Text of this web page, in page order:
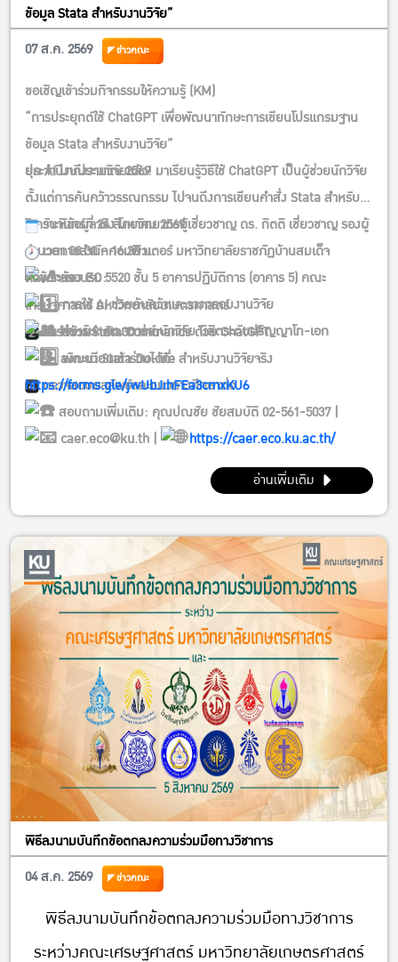
ข้อมูล Stata สำหรับงานวิจัย”
07 ส.ค. 2569
ข่าวคณะ
ขอเชิญเข้าร่วมกิจกรรมให้ความรู้ (KM)
“การประยุกต์ใช้ ChatGPT เพื่อพัฒนาทักษะการเขียนโปรแกรมฐาน
ข้อมูล Stata สำหรับงานวิจัย”
ประจำปีงบประมาณ 2569
ยุค AI มาถึงงานวิจัยแล้ว! มาเรียนรู้วิธีใช้ ChatGPT เป็นผู้ช่วยนักวิจัย
ตั้งแต่การค้นคว้าวรรณกรรม ไปจนถึงการเขียนคำสั่ง Stata สำหรับ
วิเคราะห์ข้อมูลจริง โดยวิทยากรผู้เชี่ยวชาญ ดร. กิตติ เชี่ยวชาญ รองผู้
อำนวยการสำนักคอมพิวเตอร์ มหาวิทยาลัยราชภัฏบ้านสมเด็จ
เจ้าพระยา
วันจันทร์ที่ 24 สิงหาคม 2569
เวลา 08.30 – 16.30 น.
ห้อง EC 5520 ชั้น 5 อาคารปฏิบัติการ (อาคาร 5) คณะ
เศรษฐศาสตร์ มหาวิทยาลัยเกษตรศาสตร์
รับจำนวนจำกัด 30 ท่าน
หัวข้อการอบรม:
การใช้ AI ช่วยค้นคว้าและวางกรอบงานวิจัย
การสร้าง Stata Commands ด้วย ChatGPT
พัฒนา Stata Do-file สำหรับงานวิจัยจริง
ตรวจสอบผลลัพธ์และแนวทางศึกษาต่อ
สำหรับ: คณาจารย์ นักวิจัย นิสิตระดับปริญญาโท-เอก
ลงทะเบียนเข้าร่วมได้ที่:
https://forms.gle/jwUbJihFEa3cmxKU6
สอบถามเพิ่มเติม: คุณปณชัย ชัยสมบัติ 02-561-5037 |
caer.eco@ku.th |
https://caer.eco.ku.ac.th/
อ่านเพิ่มเติม
พิธีลงนามบันทึกข้อตกลงความร่วมมือทางวิชาการ
04 ส.ค. 2569
ข่าวคณะ
พิธีลงนามบันทึกข้อตกลงความร่วมมือทางวิชาการ
ระหว่างคณะเศรษฐศาสตร์ มหาวิทยาลัยเกษตรศาสตร์